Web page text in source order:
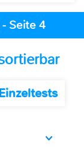
Seite 4